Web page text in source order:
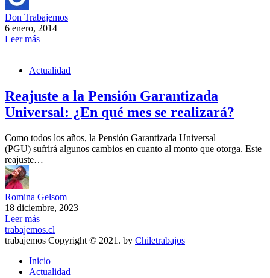
Don Trabajemos
6 enero, 2014
Leer más
Actualidad
Reajuste a la Pensión Garantizada
Universal: ¿En qué mes se realizará?
Como todos los años, la Pensión Garantizada Universal
(PGU) sufrirá algunos cambios en cuanto al monto que otorga. Este
reajuste…
Romina Gelsom
18 diciembre, 2023
Leer más
trabajemos.cl
trabajemos Copyright © 2021. by Chiletrabajos
Inicio
Actualidad